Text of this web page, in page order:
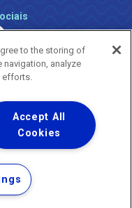
os Direitos Reservados.
a vida
e Aplicativos
de Dados
to the storing of
navigation, analyze
efforts.
Accept All
Cookies